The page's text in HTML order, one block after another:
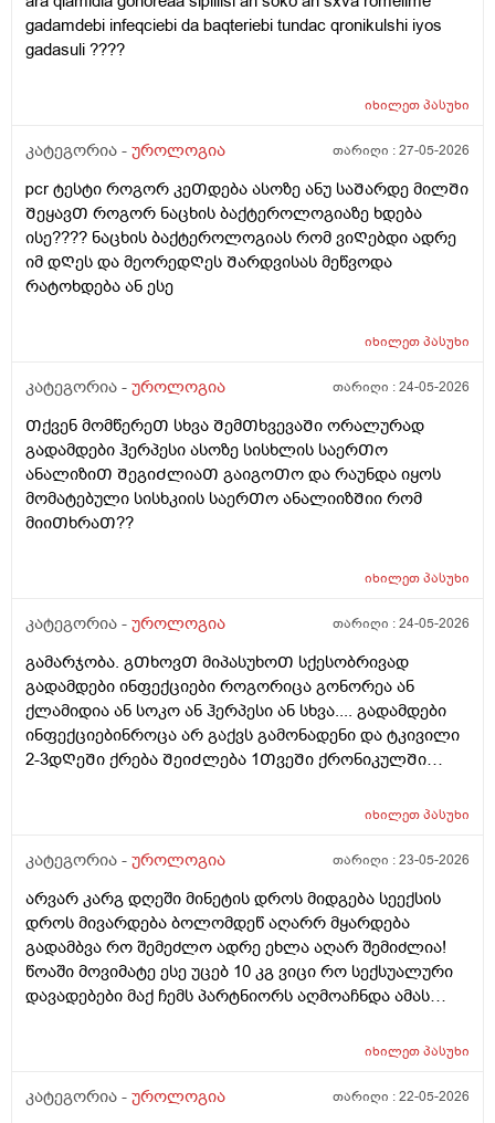
gadamdebi infeqciebi da baqteriebi tundac qronikulshi iyos
gadasuli ????
იხილეთპასუხი
კატეგორია - უროლოგია თარიღი :27-05-2026
pcr ტესტი როგორ კეᲗდება ასოზე ანუ საᲨარდე მილᲨი
ᲨეყავᲗ როგორ ნაცხის ბაქტეროლოგიაზე ხდება
ისე???? ნაცხის ბაქტეროლოგიას რომ ვიᲦებდი ადრე
იმ დᲦეს და მეორედᲦეს Შარდვისას მეწვოდა
რატოხდება ან ესე
იხილეთპასუხი
კატეგორია - უროლოგია თარიღი :24-05-2026
Თქვენ მომწერეᲗ სხვა ᲨემᲗხვევაᲨი ორალურად
გადამდები ჰერპესი ასოზე სისხლის საერᲗო
ანალიზიᲗ ᲨეგიᲫლიაᲗ გაიგოᲗო და რაუნდა იყოს
მომატებული სისხკიის საერᲗო ანალიიზᲨიი რომ
მიიᲗხრაᲗ??
იხილეთპასუხი
კატეგორია - უროლოგია თარიღი :24-05-2026
გამარჯობა. გᲗხოვᲗ მიპასუხოᲗ სქესობრივად
გადამდები ინფექციები როგორიცა გონორეა ან
ქლამიდია ან სოკო ან ჰერპესი ან სხვა.... გადამდები
ინფექციებინროცა არ გაქვს გამონადენი და ტკივილი
2-3დᲦეᲨი ქრება ᲨეიᲫლება 1ᲗვეᲨი ქრონიკულᲨი
იხილეთპასუხი
კატეგორია - უროლოგია თარიღი :23-05-2026
არვარ კარგ დღეში მინეტის დროს მიდგება სეექსის
დროს მივარდება ბოლომდეწ აღარრ მყარდება
გადამბვა რო შემეძლო ადრე ეხლა აღარ შემიძლია!
წოაში მოვიმატე ესე უცებ 10 კგ ვიცი რო სექსუალური
დავადებები მაქ ჩემს პარტნიორს აღმოაჩნდა ამას
დამიჯდეება ანალიევი ექიმთან ვიზიდი რო ვიცოდე ამ
იხილეთპასუხი
კატეგორია - უროლოგია თარიღი :22-05-2026